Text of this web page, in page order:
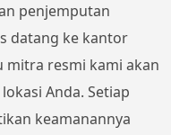
penjemputan
datang ke kantor
mitra resmi kami akan
Anda. Setiap
keamanannya